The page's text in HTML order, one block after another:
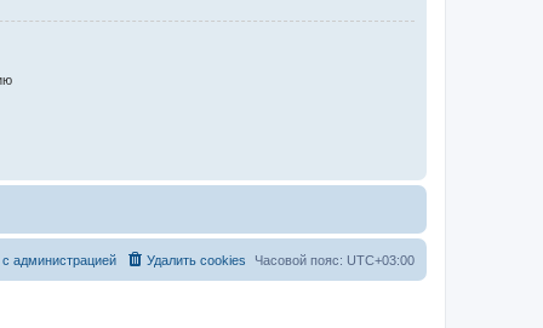
Часовой пояс: UTC+03:00
Удалить cookies
администрацией